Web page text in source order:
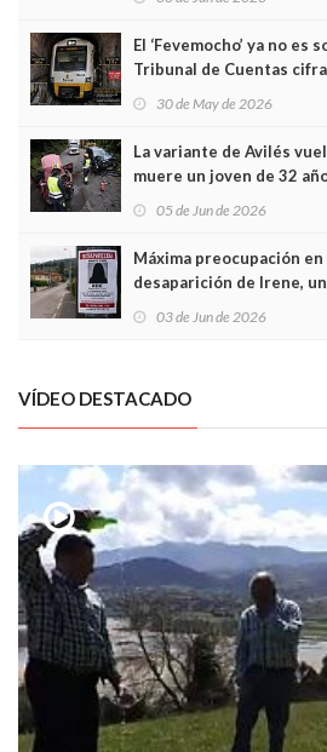
El ‘Fevemocho’ ya no es
Tribunal de Cuentas
sobrecoste de los trenes
30 de May de 2026
La variante de Avilés
muere un joven de 32
frontal
05 de Jun de 2026
Máxima preocupación
desaparición de Irene,
03 de Jun de 2026
VÍDEO DESTACADO